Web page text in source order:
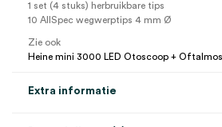
1 set (4 stuks) herbruikbare tips
10 AllSpec wegwerptips 4 mm Ø
Zie ook
Heine mini 3000 LED Otoscoop +
Extra informatie